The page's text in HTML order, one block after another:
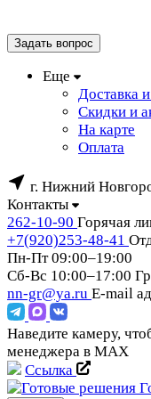
Задать вопрос
Еще
Доставка
Скидки и
На карте
Оплата
г. Нижний
Контакты
262-10-90 Горячая
+7(920)253-48-41
Пн-Пт 09:00–19:00
Сб-Вс 10:00–17:00
nn-gr@ya.ru E-mail
Наведите камеру,
менеджера в MAX
Ссылка